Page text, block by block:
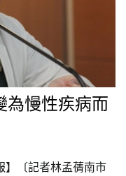
的病人，…
為慢性疾病而
〔記者林孟蒨南市